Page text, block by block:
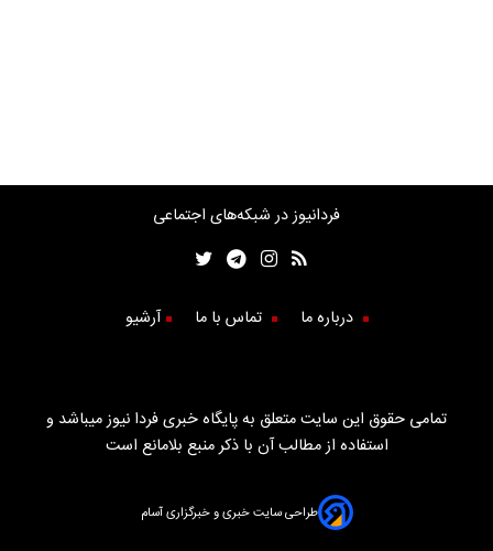
فردانیوز در شبکه‌های اجتماعی
درباره ما تماس با ما آرشیو
تمامی حقوق این سایت متعلق به پایگاه خبری فردا نیوز میباشد و
استفاده از مطالب آن با ذکر منبع بلامانع است
طراحی سایت خبری و خبرگزاری آسام